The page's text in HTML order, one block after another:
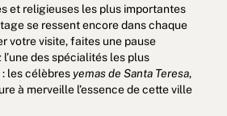
et religieuses les plus importantes
se ressent encore dans chaque
votre visite, faites une pause
des spécialités les plus
: les célèbres yemas de Santa Teresa,
à merveille l’essence de cette ville